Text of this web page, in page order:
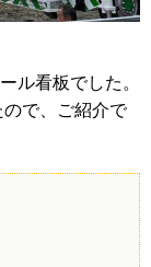
ル看板でした。
で、ご紹介で